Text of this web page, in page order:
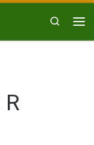
Search
R